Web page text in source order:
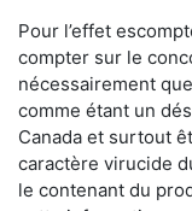
Pour l’effet
compter sur le
nécessairement
comme étant un
Canada et surtout
caractère virucide
le contenant du